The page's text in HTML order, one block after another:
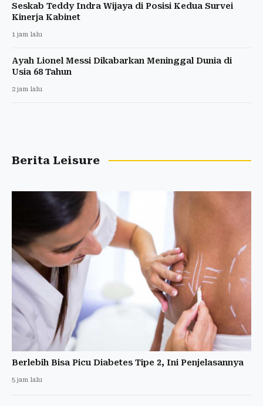
Seskab Teddy Indra Wijaya di Posisi Kedua Survei
Kinerja Kabinet
1 jam lalu
Ayah Lionel Messi Dikabarkan Meninggal Dunia di
Usia 68 Tahun
2 jam lalu
Berita Leisure
Berlebih Bisa Picu Diabetes Tipe 2, Ini Penjelasannya
5 jam lalu